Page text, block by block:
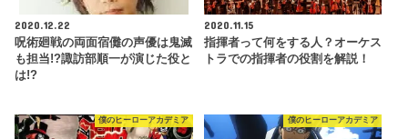
2020.12.22
呪術廻戦の両面宿儺の声優は鬼滅
も担当!?諏訪部順一が演じた役と
は!?
2020.11.15
指揮者って何をする人？オーケス
トラでの指揮者の役割を解説！
僕のヒーローアカデミア 僕のヒーローアカデミア